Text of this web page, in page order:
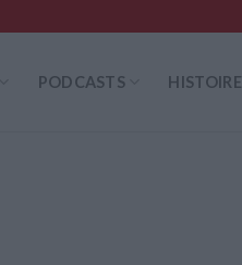
PODCASTS HISTOIRE